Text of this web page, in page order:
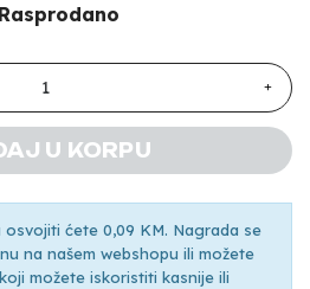
Rasprodano
U KORPU
ćete 0,09 KM. Nagrada se
na našem webshopu ili možete
možete iskoristiti kasnije ili